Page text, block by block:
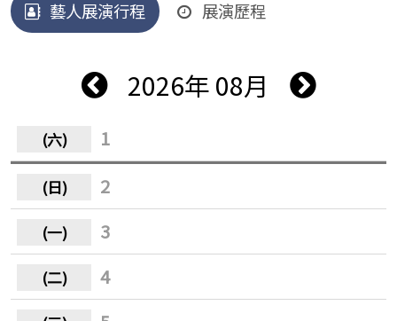
藝人展演行程 展演歷程
2026年 08月
1
2
3
4